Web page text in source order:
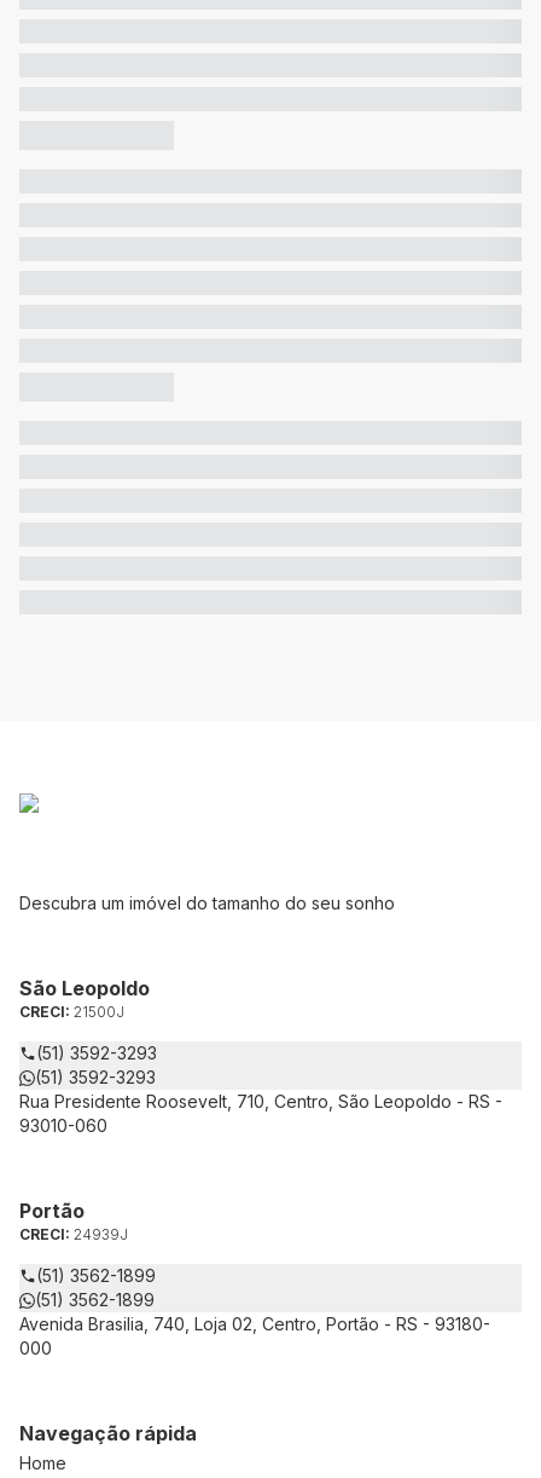
Descubra um imóvel do tamanho do seu sonho
São Leopoldo
CRECI: 21500J
(51) 3592-3293
(51) 3592-3293
Rua Presidente Roosevelt, 710, Centro, São Leopoldo - RS -
93010-060
Portão
CRECI: 24939J
(51) 3562-1899
(51) 3562-1899
Avenida Brasilia, 740, Loja 02, Centro, Portão - RS - 93180-
000
Navegação rápida
Home